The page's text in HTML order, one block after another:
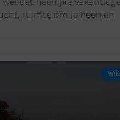
ruimte om je heen en